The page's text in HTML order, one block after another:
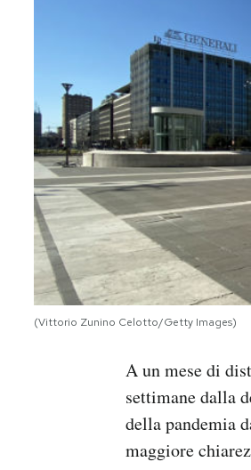
(Vittorio Zunino Celotto/Getty Images)
A un mese di
settimane dalla
della pandemia
maggiore